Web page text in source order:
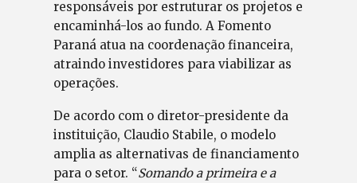
responsáveis por estruturar os projetos e
encaminhá-los ao fundo. A Fomento
Paraná atua na coordenação financeira,
atraindo investidores para viabilizar as
operações.
De acordo com o diretor-presidente da
instituição, Claudio Stabile, o modelo
amplia as alternativas de financiamento
para o setor. “Somando a primeira e a